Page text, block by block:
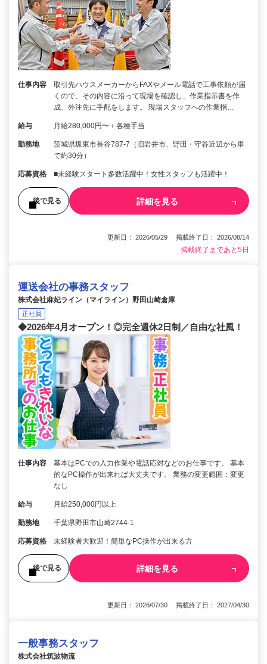
仕事内容
取引先ハウスメーカーからFAXやメール電話で工事依頼が届
くので、その内容に沿って現場を確認し、作業指示書を作
成、外注先に手配をします。 現場スタッフへの作業指…
給与 月給280,000円〜＋各種手当
勤務地
茨城県坂東市長谷787-7（旧岩井市、野田・守谷近辺から車
で約30分）
応募資格 ■未経験スタート多数活躍中！女性スタッフも活躍中！
後で見る 詳細を見る
更新日： 2026/05/29 掲載終了日： 2026/08/14
掲載終了まであと5日
運送会社の事務スタッフ
株式会社麻妃ライン（マイライン）野田山崎倉庫
正社員
◆2026年4月オープン！◎完全週休2日制／自由な社風！
仕事内容
基本はPCでの入力作業や電話応対などのお仕事です。 基本
的なPC操作が出来れば大丈夫です。 業務の変更範囲：変更
なし
給与 月給250,000円以上
勤務地 千葉県野田市山崎2744-1
応募資格 未経験者大歓迎！簡単なPC操作が出来る方
後で見る 詳細を見る
更新日： 2026/07/30 掲載終了日： 2027/04/30
一般事務スタッフ
株式会社筑波物流